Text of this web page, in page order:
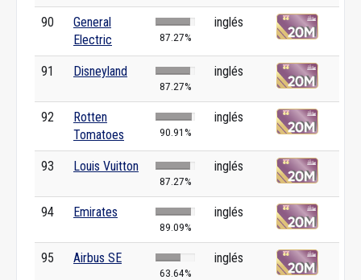
90
General
Electric
87.27%
inglés
91 Disneyland
87.27%
inglés
92
Rotten
Tomatoes
90.91%
inglés
93 Louis Vuitton
87.27%
inglés
94 Emirates
89.09%
inglés
95 Airbus SE
63.64%
inglés